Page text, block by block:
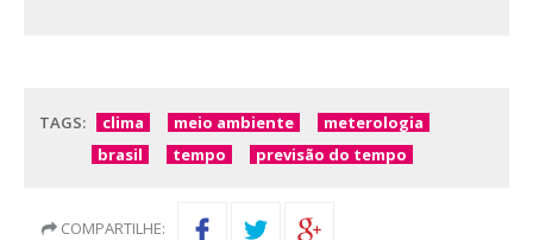
TAGS: clima meio ambiente
meterologia
brasil
tempo previsão do tempo
COMPARTILHE: